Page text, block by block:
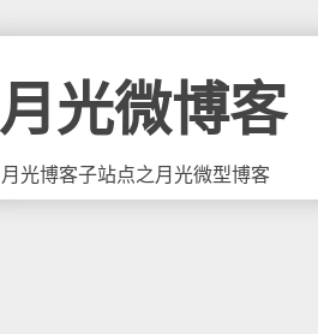
月光微博客
月光博客子站点之月光微型博客